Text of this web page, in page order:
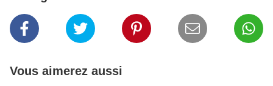
Vous aimerez aussi